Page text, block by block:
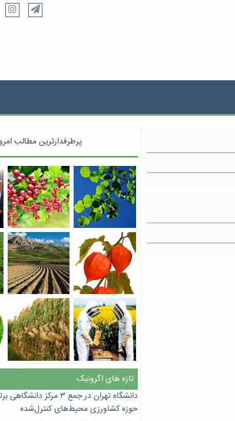
پرطرفدارترین مطالب
تازه های اگرونیک
دانشگاه تهران در جمع ۳ مرکز
حوزه کشاورزی محیط‌های کنترل‌شده